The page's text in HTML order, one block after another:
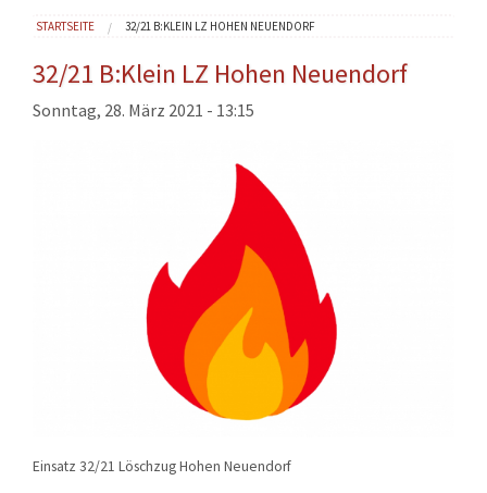
VEREINE
AKTUELLES
DOWNLOADS
TECHNIK
EINSÄTZE
Sie sind hier
STARTSEITE 32/21 B:KLEIN LZ HOHEN NEUENDORF
32/21 B:Klein LZ Hohen Neuendorf
Sonntag, 28. März 2021 - 13:15
Einsatz 32/21 Löschzug Hohen Neuendorf